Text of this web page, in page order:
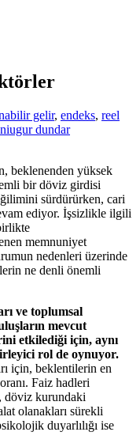
gelir, endeks, reel
ugur dundar
beklenenden yüksek
bir döviz girdisi
sürdürürken, cari
ediyor. İşsizlikle ilgili
memnuniyet
nedenleri üzerinde
ne denli önemli
ve toplumsal
mevcut
etkilediği için, aynı
rol de oynuyor.
için, beklentilerin en
Faiz hadleri
döviz kurundaki
olanakları sürekli
duyarlılığı ise